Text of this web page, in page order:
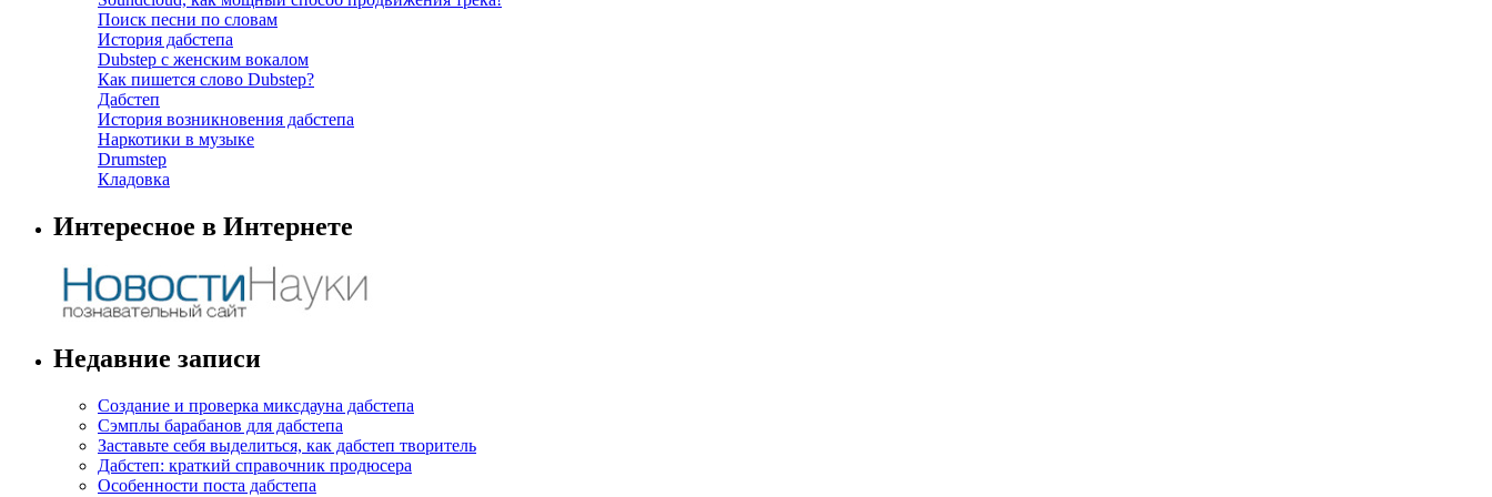
Поиск песни по словам
История дабстепа
Dubstep с женским вокалом
Как пишется слово Dubstep?
Дабстеп
История возникновения дабстепа
Наркотики в музыке
Drumstep
Кладовка
Интересное в Интернете
Недавние записи
Создание и проверка миксдауна дабстепа
Сэмплы барабанов для дабстепа
Заставьте себя выделиться, как дабстеп творитель
Дабстеп: краткий справочник продюсера
Особенности поста дабстепа